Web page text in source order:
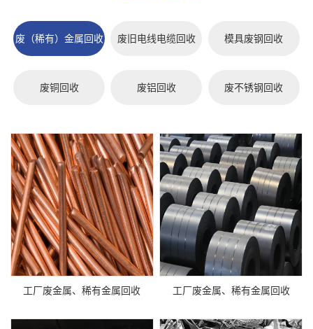
废（稀有）金属回收 废旧电线电缆回收 模具废钢回收
废铜回收 废铝回收 废不锈钢回收
工厂废金属、稀有金属回收 工厂废金属、稀有金属回收